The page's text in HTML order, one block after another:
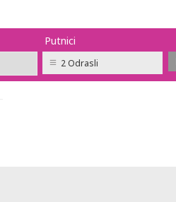
Putnici
2 Odrasli